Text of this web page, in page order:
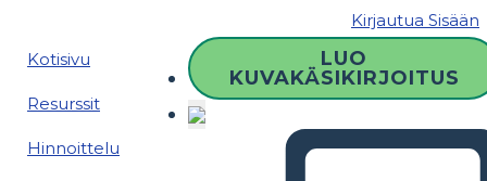
Kirjautua Sisään
Kotisivu
Resurssit
Hinnoittelu
LUO
KUVAKÄSIKIRJOITUS